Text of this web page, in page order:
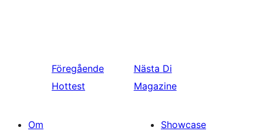
Föregående
Hottest
Nästa Di
Magazine
Om
Showcase